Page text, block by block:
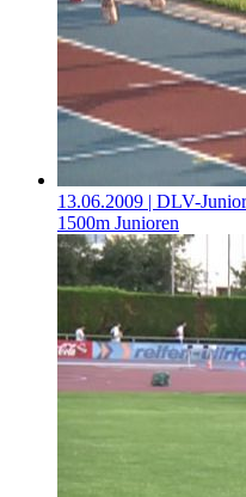
13.06.2009 | DLV-
1500m Junioren